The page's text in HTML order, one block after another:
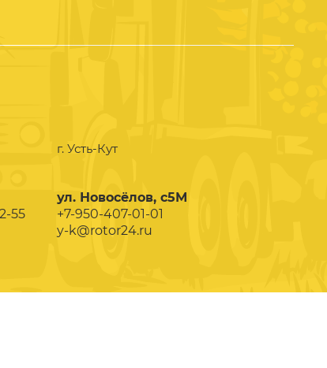
55
г. Усть-Кут
ул. Новосёлов, с5М
+7-950-407-01-01
y-k@rotor24.ru